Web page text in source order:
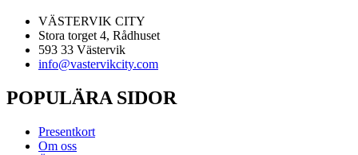
VÄSTERVIK CITY
Stora torget 4, Rådhuset
593 33 Västervik
info@vastervikcity.com
POPULÄRA SIDOR
Presentkort
Om oss